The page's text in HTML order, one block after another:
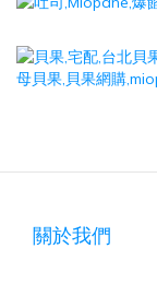
折（刷卡最高優惠
關於我們